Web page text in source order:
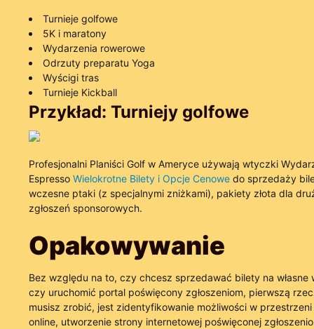
Turnieje golfowe
5K i maratony
Wydarzenia rowerowe
Odrzuty preparatu Yoga
Wyścigi tras
Turnieje Kickball
Przykład: Turniejy golfowe
Profesjonalni Planiści Golf w Ameryce używają wtyczki
EspressoWielokrotne Bilety i Opcje Cenowedo sprzedaży
wczesne ptaki (z specjalnymi zniżkami), pakiety złota dla
zgłoszeń sponsorowych.
Opakowywanie
Bez względu na to, czy chcesz sprzedawać bilety na własne
czy uruchomić portal poświęcony zgłoszeniom, pierwszą
musisz zrobić, jest zidentyfikowanie możliwości w
online, utworzenie strony internetowej poświęconej